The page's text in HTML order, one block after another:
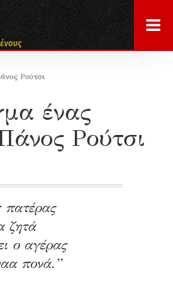
Ρούτσι
ένας
Ρούτσι
πατέρας
ζητά
ο αγέρας
πονά.”